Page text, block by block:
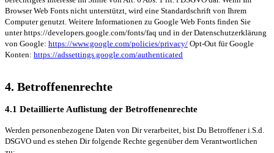
Browser Web Fonts nicht unterstützt, wird eine Standardschrift von Ihrem
Computer genutzt. Weitere Informationen zu Google Web Fonts finden Sie
unter https://developers.google.com/fonts/faq und in der Datenschutzerklärung
von Google: https://www.google.com/policies/privacy/ Opt-Out für Google
Konten: https://adssettings.google.com/authenticated
4. Betroffenenrechte
4.1 Detaillierte Auflistung der Betroffenenrechte
Werden personenbezogene Daten von Dir verarbeitet, bist Du Betroffener i.S.d.
DSGVO und es stehen Dir folgende Rechte gegenüber dem Verantwortlichen